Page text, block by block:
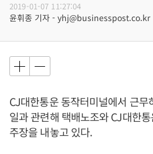
2019-01-07 11:27:04
윤휘종 기자 - yhj@businesspost.co.kr
CJ대한통운 동작터미널에서 근
일과 관련해 택배노조와 CJ대한
주장을 내놓고 있다.